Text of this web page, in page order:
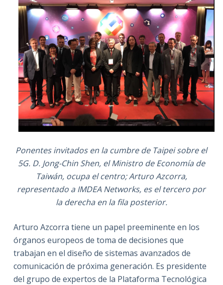
Ponentes invitados en la cumbre de Taipei sobre el
5G. D. Jong-Chin Shen, el Ministro de Economía de
Taiwán, ocupa el centro; Arturo Azcorra,
representado a IMDEA Networks, es el tercero por
la derecha en la fila posterior.
Arturo Azcorra tiene un papel preeminente en los
órganos europeos de toma de decisiones que
trabajan en el diseño de sistemas avanzados de
comunicación de próxima generación. Es presidente
del grupo de expertos de la Plataforma Tecnológica